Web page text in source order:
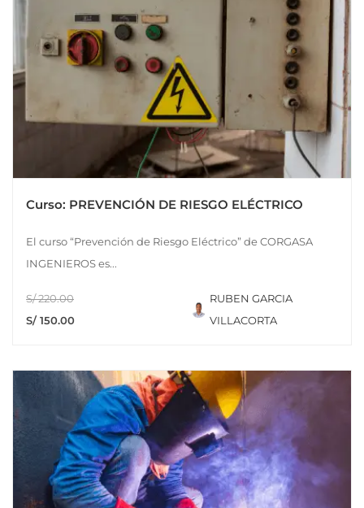
Curso: PREVENCIÓN DE RIESGO ELÉCTRICO
El curso “Prevención de Riesgo Eléctrico” de CORGASA
INGENIEROS es...
S/ 220.00
S/ 150.00
RUBEN GARCIA
VILLACORTA